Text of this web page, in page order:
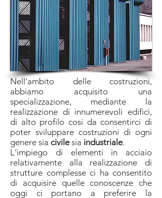
Nell'ambito delle costruzioni,
abbiamo acquisito una
specializzazione, mediante la
realizzazione di innumerevoli edifici,
di alto profilo cosi da consentirci di
poter sviluppare costruzioni di ogni
genere sia civilesia industriale.
L'impiego di elementi in acciaio
relativamente alla realizzazione di
strutture complesse ci ha consentito
di acquisire quelle conoscenze che
oggi ci portano a preferire la